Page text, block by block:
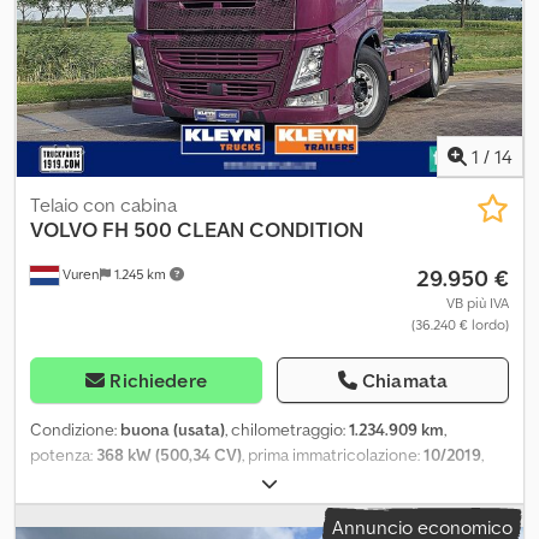
1 / 14
Vuren 1.245 km
Telaio con cabina
VOLVO FH 500 CLEAN CONDITION
29.950 €
VB più IVA
(36.240 € lordo)
Richiedere Chiamata
Condizione: buona (usata), chilometraggio:1.234.909 km,
potenza: 368 kW (500,34 CV), prima immatricolazione:10/2019,
, dimensione degli pneumatici:
385/65R22,5, configurazione degli assi:6x2, passo:4.600 mm,
carburante:diesel, colore:altro, cabina di guida:cabina corta,
Annuncio economico